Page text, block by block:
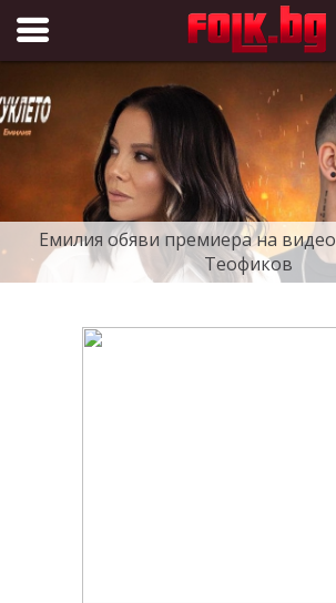
Folk.bg
Емилия обяви премиера на
Теофиков